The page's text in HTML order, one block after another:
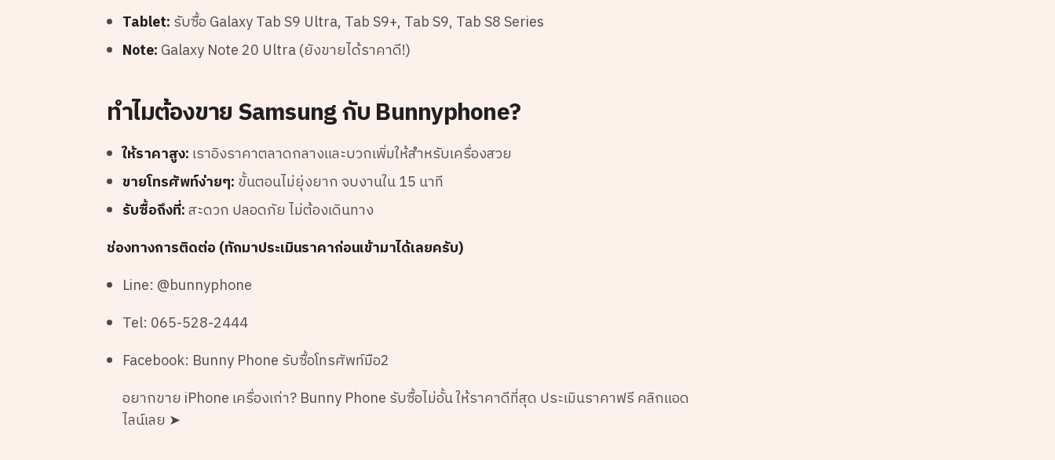
Tablet: รับซื้อ Galaxy Tab S9 Ultra, Tab S9+, Tab S9, Tab S8 Series
Note: Galaxy Note 20 Ultra (ยังขายได้ราคาดี!)
ทำไมต้องขาย Samsung กับ Bunnyphone?
ให้ราคาสูง: เราอิงราคาตลาดกลางและบวกเพิ่มให้สำหรับเครื่องสวย
ขายโทรศัพท์ง่ายๆ: ขั้นตอนไม่ยุ่งยาก จบงานใน 15 นาที
รับซื้อถึงที่:สะดวก ปลอดภัย ไม่ต้องเดินทาง
ช่องทางการติดต่อ (ทักมาประเมินราคาก่อนเข้ามาได้เลยครับ)
Line: @bunnyphone
Tel: 065-528-2444
Facebook: Bunny Phone รับซื้อโทรศัพท์มือ2
อยากขาย iPhone เครื่องเก่า? Bunny Phone รับซื้อไม่อั้น ให้ราคาดีที่สุด ประเมินราคาฟรี คลิกแอด
ไลน์เลย ➤